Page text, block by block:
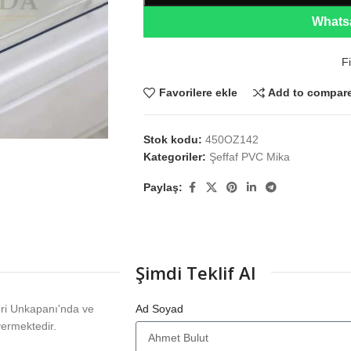
Favorilere ekle Add to
Stok kodu: 450OZ142
Kategoriler: Şeffaf PVC Mika
Paylaş:
Unkapanı'nda ve
Şimdi Teklif Al
Ad Soyad